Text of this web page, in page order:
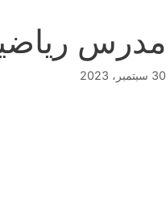
مدرس
30 سبتمبر، 2023